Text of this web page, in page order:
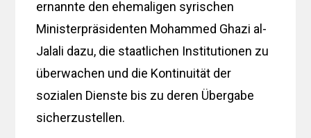
ernannte den ehemaligen syrischen
Ministerpräsidenten Mohammed Ghazi al-
Jalali dazu, die staatlichen Institutionen zu
überwachen und die Kontinuität der
sozialen Dienste bis zu deren Übergabe
sicherzustellen.